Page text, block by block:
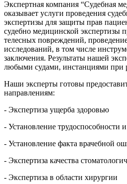
Экспертная компания “Судебная
оказывает услуги проведения
экспертизы для защиты прав
судебно медицинской экспертизы
телесных повреждений,
исследований, в том числе
заключения. Результаты нашей
любыми судами, инстанциями при
Наши эксперты готовы
направлениям:
- Экспертиза ущерба здоровью
- Установление трудоспособности
- Установление факта врачебной
- Экспертиза качества
- Экспертиза в области хирургии